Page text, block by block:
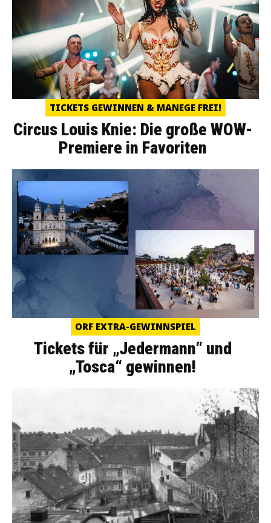
TICKETS GEWINNEN & MANEGE FREI!
Circus Louis Knie: Die große WOW-
Premiere in Favoriten
ORF EXTRA-GEWINNSPIEL
Tickets für „Jedermann“ und
„Tosca“ gewinnen!